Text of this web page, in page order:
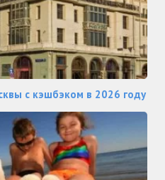
с кэшбэком в 2026 году